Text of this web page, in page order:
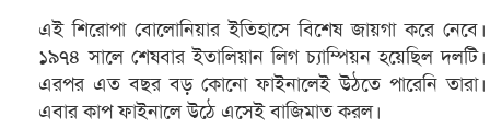
এই শিরোপা বোলোনিয়ার ইতিহাসে বিশেষ জায়গা করে নেবে।
১৯৭৪ সালে শেষবার ইতালিয়ান লিগ চ্যাম্পিয়ন হয়েছিল দলটি।
এরপর এত বছর বড় কোনো ফাইনালেই উঠতে পারেনি তারা।
এবার কাপ ফাইনালে উঠে এসেই বাজিমাত করল।